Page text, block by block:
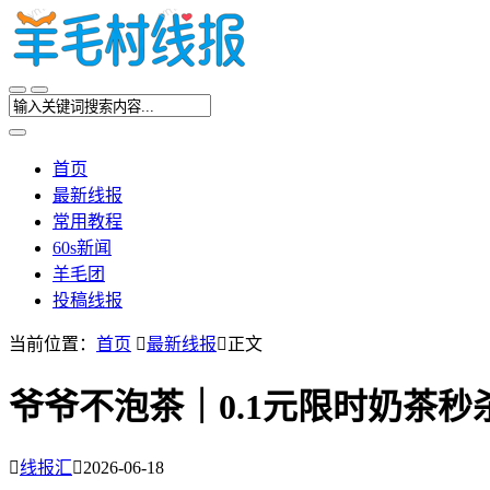
首页
最新线报
常用教程
60s新闻
羊毛团
投稿线报
当前位置： 首页 最新线报正文
爷爷不泡茶｜0.1元限时奶茶秒
线报汇2026-06-18